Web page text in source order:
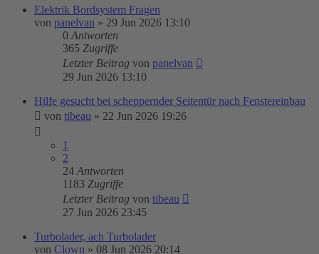
Elektrik Bordsystem Fragen
von panelvan » 29 Jun 2026 13:10
0 Antworten
365 Zugriffe
Letzter Beitrag von panelvan
29 Jun 2026 13:10
Hilfe gesucht bei scheppernder Seitentür nach Fenstereinbau
von tibeau » 22 Jun 2026 19:26
1
2
24 Antworten
1183 Zugriffe
Letzter Beitrag von tibeau
27 Jun 2026 23:45
Turbolader, ach Turbolader
von Clown » 08 Jun 2026 20:14